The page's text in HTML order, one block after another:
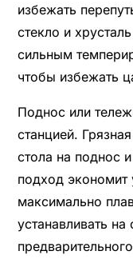
избежать
стекло и
сильным
чтобы избежать
Поднос или
станцией.
стола на поднос
подход экономит
максимально
устанавливать